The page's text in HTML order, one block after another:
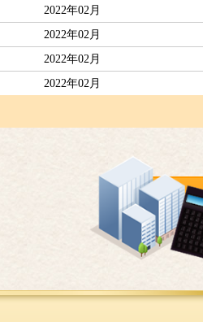
2022年02月
2022年02月
2022年02月
2022年02月